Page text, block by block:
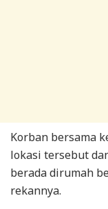
Korban bersama
lokasi tersebut
berada dirumah
rekannya.